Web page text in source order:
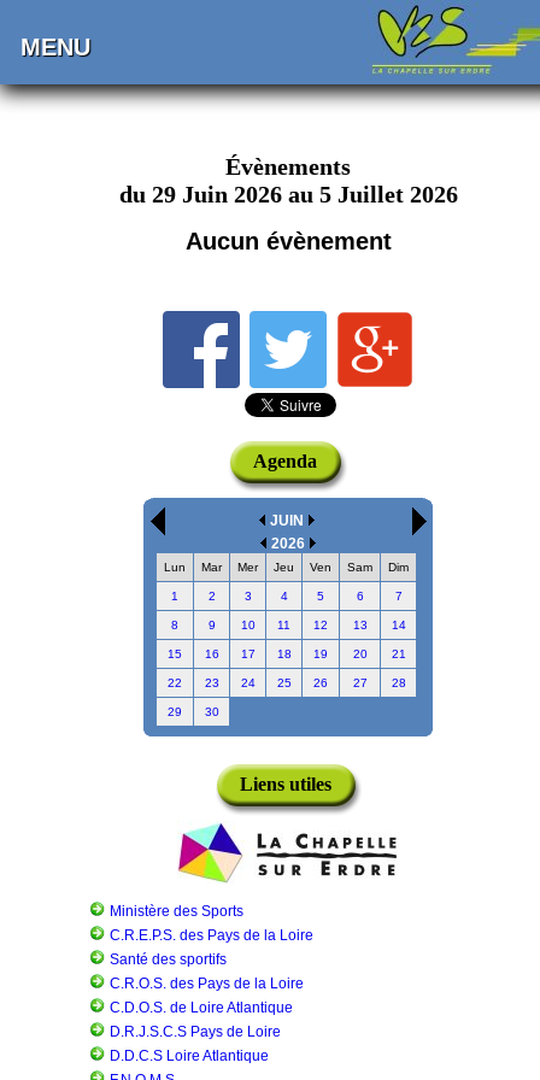
MENU
Évènements
du 29 Juin 2026 au 5 Juillet 2026
Aucun évènement
Agenda
JUIN
2026
Lun Mar Mer Jeu Ven Sam Dim
1 2 3 4 5 6 7
8 9 10 11 12 13 14
15 16 17 18 19 20 21
22 23 24 25 26 27 28
29 30
Liens utiles
Ministère des Sports
C.R.E.P.S. des Pays de la Loire
Santé des sportifs
C.R.O.S. des Pays de la Loire
C.D.O.S. de Loire Atlantique
D.R.J.S.C.S Pays de Loire
D.D.C.S Loire Atlantique